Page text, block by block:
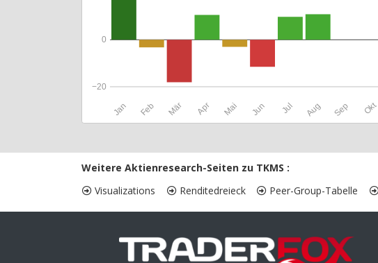
Jan Feb Mär Apr Mai Jun Jul Aug Sep Okt
−20
0
Weitere Aktienresearch-Seiten zu TKMS :
Visualizations
Renditedreieck Peer-Group-Tabelle